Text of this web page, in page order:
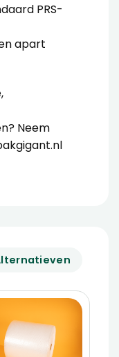
PRS-
apart
Neem